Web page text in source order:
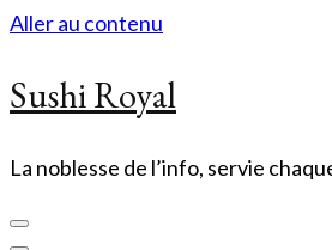
Aller au contenu
Sushi Royal
La noblesse de l’info, servie